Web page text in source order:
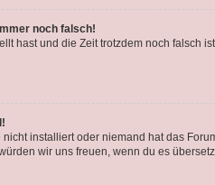
noch falsch!
hast und die Zeit trotzdem noch falsch
installiert oder niemand hat das
wir uns freuen, wenn du es